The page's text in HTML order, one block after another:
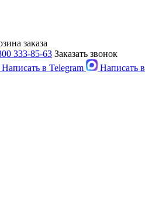
заказа
333-85-63 Заказать звонок
Написать в Telegram
Написать